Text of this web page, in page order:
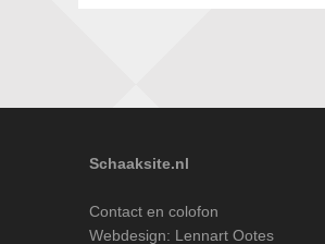
Schaaksite.nl
Contact en colofon
Webdesign: Lennart Ootes